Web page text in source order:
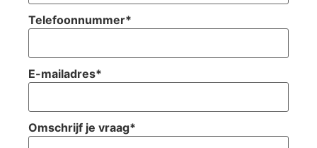
Telefoonnummer*
E-mailadres*
Omschrijf je vraag*